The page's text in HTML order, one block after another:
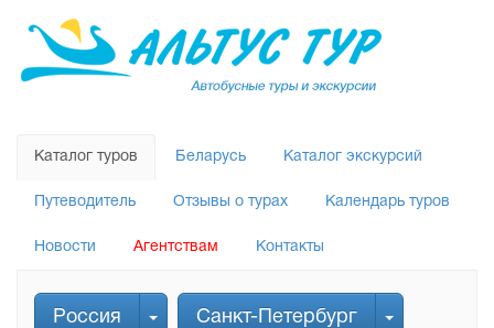
Каталог туров Беларусь Каталог экскурсий
Путеводитель Отзывы о турах Календарь туров
Новости Агентствам Контакты
Россия Санкт-Петербург